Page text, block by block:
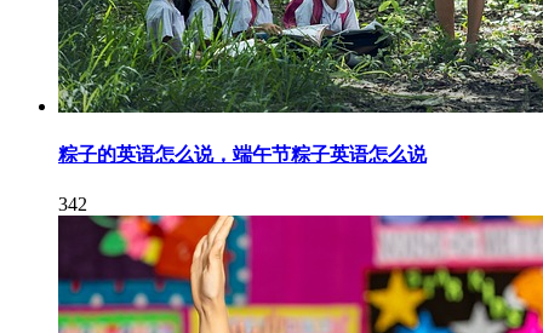
粽子的英语怎么说，端午节粽子英语怎么说
342